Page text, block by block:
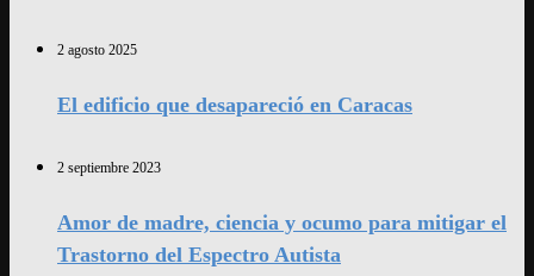
2 agosto 2025
El edificio que desapareció en Caracas
2 septiembre 2023
Amor de madre, ciencia y ocumo para mitigar el
Trastorno del Espectro Autista